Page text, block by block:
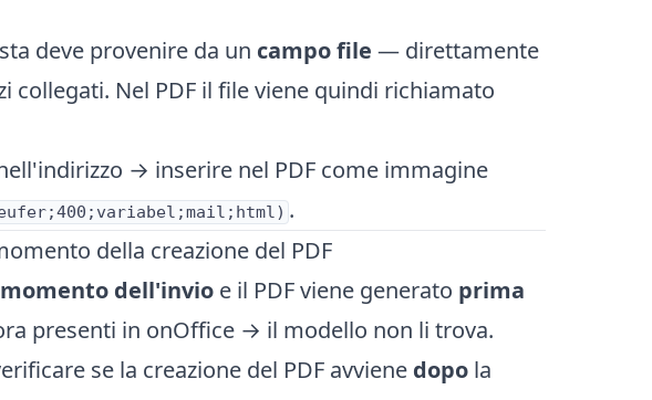
deve provenire da un campo file — direttamente
Nel PDF il file viene quindi richiamato
→ inserire nel PDF come immagine
.
della creazione del PDF
dell'invio e il PDF viene generato prima
presenti in onOffice → il modello non li trova.
se la creazione del PDF avviene dopo la